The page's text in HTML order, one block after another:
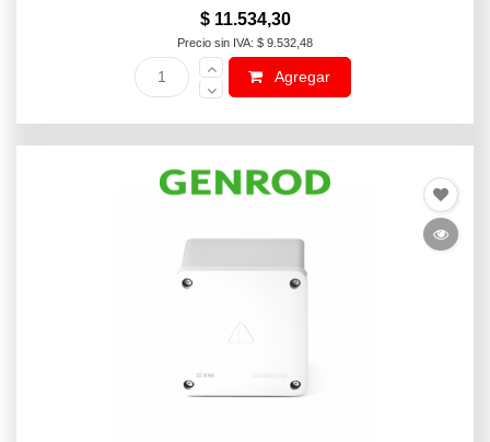
$ 11.534,30
Precio sin IVA: $ 9.532,48
Agregar